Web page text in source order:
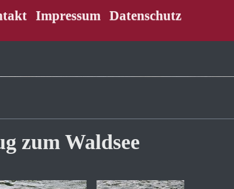
Impressum Datenschutz
zum Waldsee